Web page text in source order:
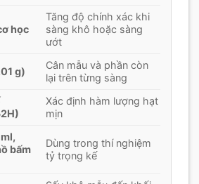
học
Tăng độ chính xác khi
sàng khô hoặc sàng
ướt
g)
Cân mẫu và phần còn
lại trên từng sàng
Xác định hàm lượng hạt
mịn
bấm
Dùng trong thí nghiệm
tỷ trọng kế